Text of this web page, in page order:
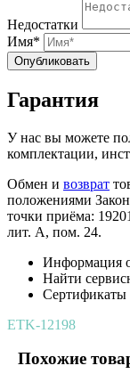
Недостатки
Имя*
Опубликовать
Гарантия
У нас вы можете
комплектации,
Обмен и возврат
положениями
точки приёма:
лит. А, пом. 24.
Информация
Найти
Сертификаты
ETK-12198
Похожие